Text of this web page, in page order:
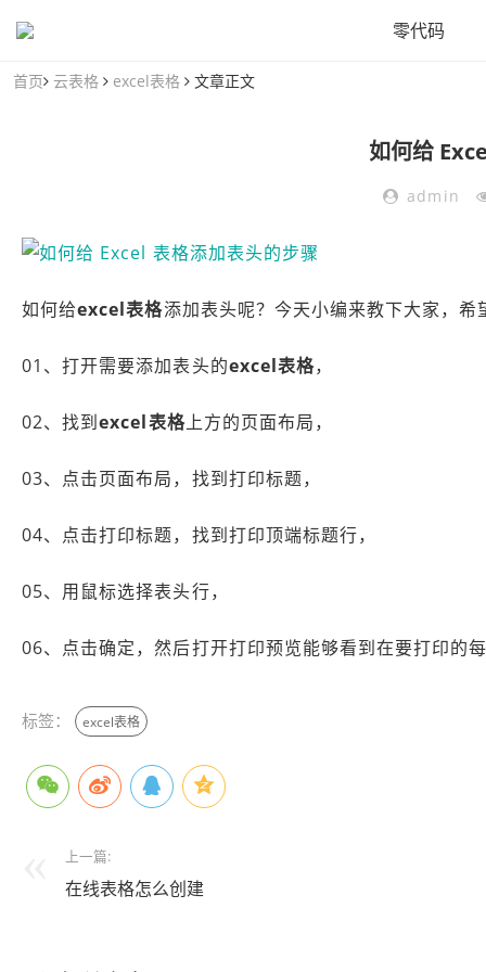
零代码
首页 云表格 excel表格 文章正文
如何给
admin
如何给excel表格添加表头呢？今天小编来教下大家，
01、打开需要添加表头的excel表格，
02、找到excel表格上方的页面布局，
03、点击页面布局，找到打印标题，
04、点击打印标题，找到打印顶端标题行，
05、用鼠标选择表头行，
06、点击确定，然后打开打印预览能够看到在要打印的
标签： excel表格
上一篇:
在线表格怎么创建